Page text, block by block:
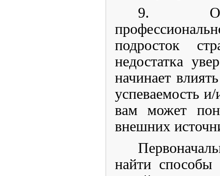
9.
подросток
недостатка
начинает
успеваемость
вам может
внешних
найти